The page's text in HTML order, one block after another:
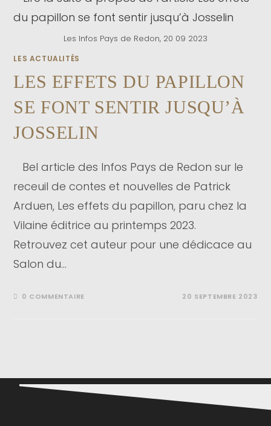
Les Infos Pays de Redon, 20 09 2023
LES ACTUALITÉS
LES EFFETS DU PAPILLON
SE FONT SENTIR JUSQU’À
JOSSELIN
Bel article des Infos Pays de Redon sur le
receuil de contes et nouvelles de Patrick
Arduen, Les effets du papillon, paru chez la
Vilaine éditrice au printemps 2023.
Retrouvez cet auteur pour une dédicace au
Salon du…
0 COMMENTAIRE 20 SEPTEMBRE 2023